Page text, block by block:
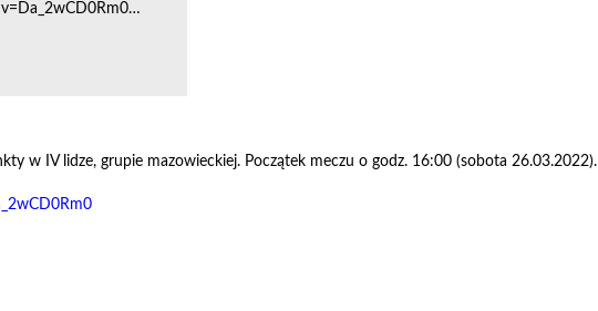
v=Da_2wCD0Rm0…
w IV lidze, grupie mazowieckiej. Początek meczu o godz. 16:00 (sobota 26.03.2022).